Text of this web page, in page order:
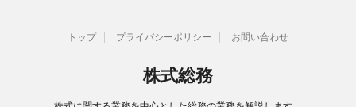
トップ プライバシーポリシー お問い合わせ
株式総務